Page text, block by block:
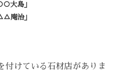
大島」
庵治」
付けている石材店がありま